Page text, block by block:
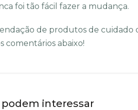
foi tão fácil fazer a mudança.
de produtos de cuidado
comentários abaixo!
interessar